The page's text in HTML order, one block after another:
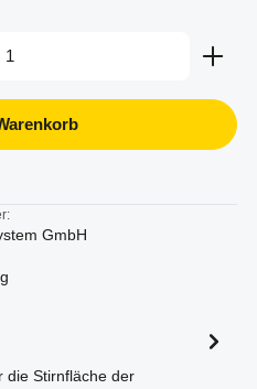
gewünschten Wert ein
GmbH
die Stirnfläche der